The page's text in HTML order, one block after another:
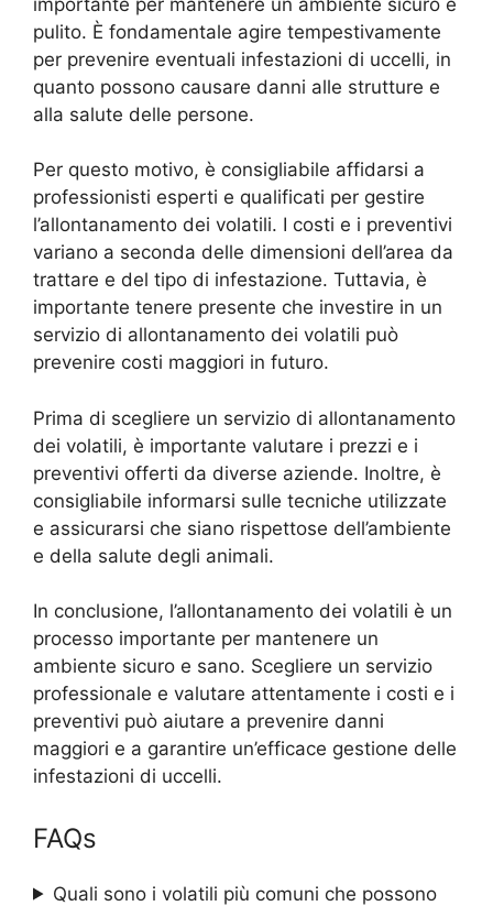
pulito. È fondamentale agire tempestivamente
per prevenire eventuali infestazioni di uccelli, in
quanto possono causare danni alle strutture e
alla salute delle persone.
Per questo motivo, è consigliabile affidarsi a
professionisti esperti e qualificati per gestire
l’allontanamento dei volatili. I costi e i preventivi
variano a seconda delle dimensioni dell’area da
trattare e del tipo di infestazione. Tuttavia, è
importante tenere presente che investire in un
servizio di allontanamento dei volatili può
prevenire costi maggiori in futuro.
Prima di scegliere un servizio di allontanamento
dei volatili, è importante valutare i prezzi e i
preventivi offerti da diverse aziende. Inoltre, è
consigliabile informarsi sulle tecniche utilizzate
e assicurarsi che siano rispettose dell’ambiente
e della salute degli animali.
In conclusione, l’allontanamento dei volatili è un
processo importante per mantenere un
ambiente sicuro e sano. Scegliere un servizio
professionale e valutare attentamente i costi e i
preventivi può aiutare a prevenire danni
maggiori e a garantire un’efficace gestione delle
infestazioni di uccelli.
FAQs
Quali sono i volatili più comuni che possono